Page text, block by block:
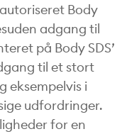
Body
adgang til
på Body SDS’
til et stort
eksempelvis i
udfordringer.
for en